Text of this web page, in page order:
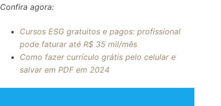
Confira agora:
Cursos ESG gratuitos e pagos: profissional
pode faturar até R$ 35 mil/mês
Como fazer currículo grátis pelo celular e
salvar em PDF em 2024